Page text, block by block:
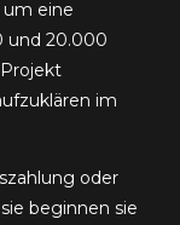
eine
und 20.000
im
oder
beginnen sie